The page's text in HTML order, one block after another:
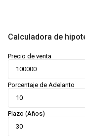
Calculadora de
Precio de venta
Porcentaje de Adelanto
Plazo (Años)